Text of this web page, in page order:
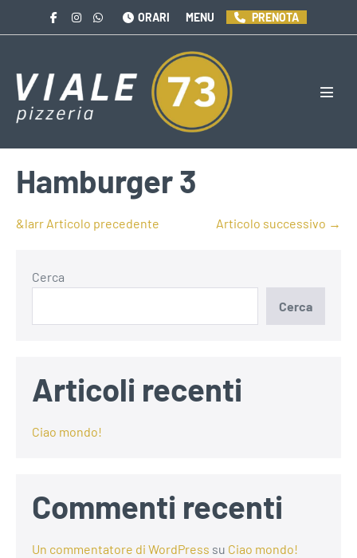
al
ORARI MENU PRENOTA
Hamburger 3
Navigazione
&larr Articolo precedente Articolo successivo →
Cerca
Cerca
Articoli recenti
Ciao mondo!
Commenti recenti
Un commentatore di WordPress su Ciao mondo!